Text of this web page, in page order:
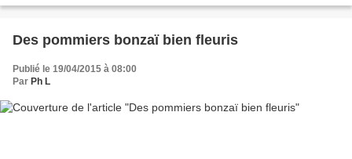
Des pommiers bonzaï bien fleuris
Publié le 19/04/2015 à 08:00
Par Ph L